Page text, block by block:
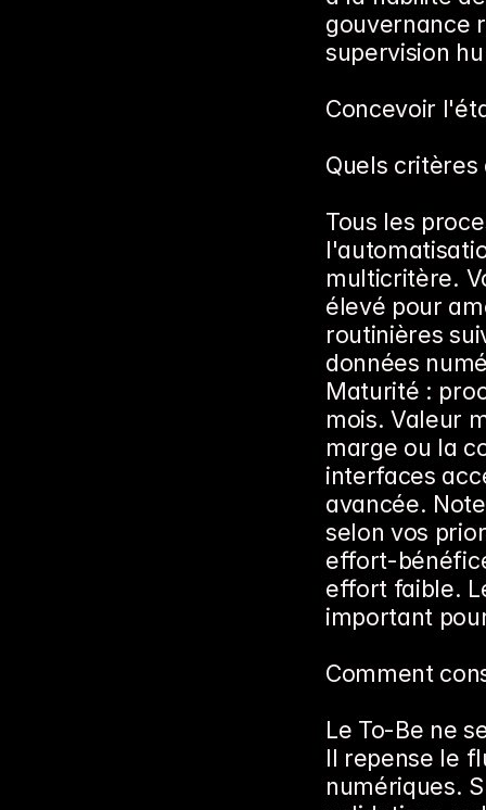
gouvernance
supervision
Concevoir
Quels
Tous les
multicritère.
élevé pour
routinières
données
Maturité :
mois. Valeur
marge ou la
interfaces
avancée.
selon vos
effort-
effort faible.
important
Comment
Le To-Be ne
Il repense le
numériques.